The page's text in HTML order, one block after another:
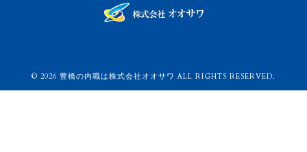
© 2026 豊橋の内職は株式会社オオサワ ALL RIGHTS RESERVED.